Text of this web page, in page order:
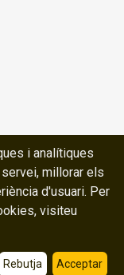
i analítiques
millorar els
d'usuari. Per
visiteu
Rebutja Acceptar